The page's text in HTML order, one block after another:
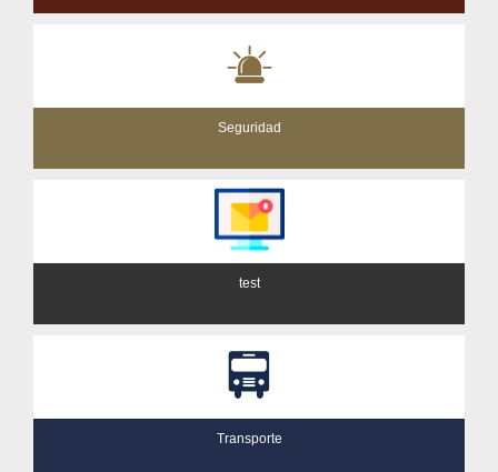
Seguridad
test
Transporte